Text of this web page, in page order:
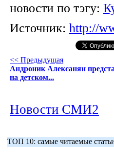
новости по тэгу:
Источник: http://
<< Предыдущая
Андроник Алексанян
на детском...
Новости СМИ2
ТОП 10: самые читаемые